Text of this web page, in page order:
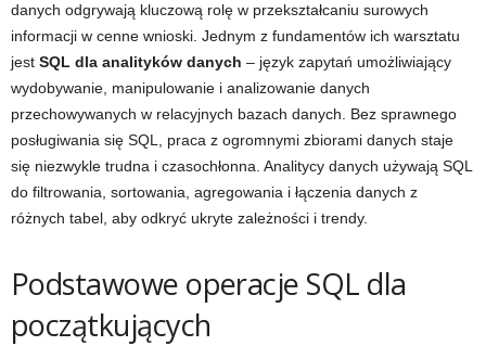
danych odgrywają kluczową rolę w przekształcaniu surowych
informacji w cenne wnioski. Jednym z fundamentów ich warsztatu
jest SQL dla analityków danych – język zapytań umożliwiający
wydobywanie, manipulowanie i analizowanie danych
przechowywanych w relacyjnych bazach danych. Bez sprawnego
posługiwania się SQL, praca z ogromnymi zbiorami danych staje
się niezwykle trudna i czasochłonna. Analitycy danych używają SQL
do filtrowania, sortowania, agregowania i łączenia danych z
różnych tabel, aby odkryć ukryte zależności i trendy.
Podstawowe operacje SQL dla
początkujących